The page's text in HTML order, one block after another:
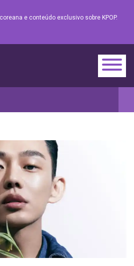
e conteúdo exclusivo sobre KPOP.